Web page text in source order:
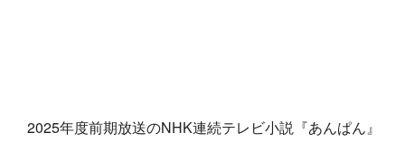
2025年度前期放送のNHK連続テレビ小説『あんぱん』